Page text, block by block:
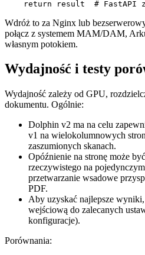
Wdróż to za Nginx lub
połącz z systemem MAM/DAM,
własnym potokiem.
Wydajność i testy
Wydajność zależy od GPU,
dokumentu. Ogólnie:
Dolphin v2 ma na celu
v1 na wielokolumnowych
zaszumionych skanach.
Opóźnienie na stronę może
rzeczywistego na
przetwarzanie wsadowe
PDF.
Aby uzyskać najlepsze
wejściową do zalecanych
konfiguracje).
Porównania: